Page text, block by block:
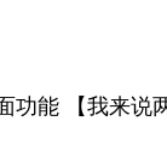
功能 【我来说